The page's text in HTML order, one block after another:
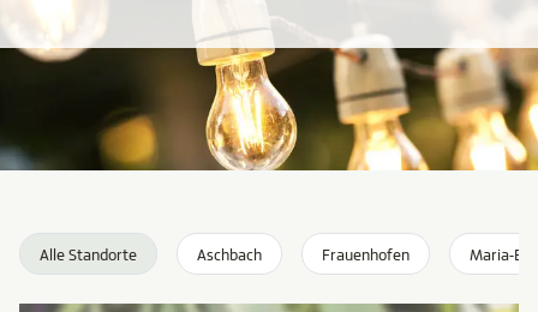
Alle Standorte Aschbach Frauenhofen Maria-